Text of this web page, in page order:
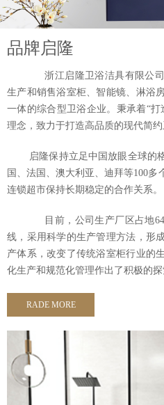
品牌启隆
浙江启隆卫浴洁具有限公司
生产和销售浴室柜、智能镜、淋浴
一体的综合型卫浴企业。秉承着“
理念，致力于打造高品质的现代简约
启隆保持立足中国放眼全球的
国、法国、澳大利亚、迪拜等100
连锁超市保持长期稳定的合作关系。
目前，公司生产厂区占地
线，采用科学的生产管理方法，形
产体系，改变了传统浴室柜行业的
化生产和规范化管理作出了积极的探
RADE MORE